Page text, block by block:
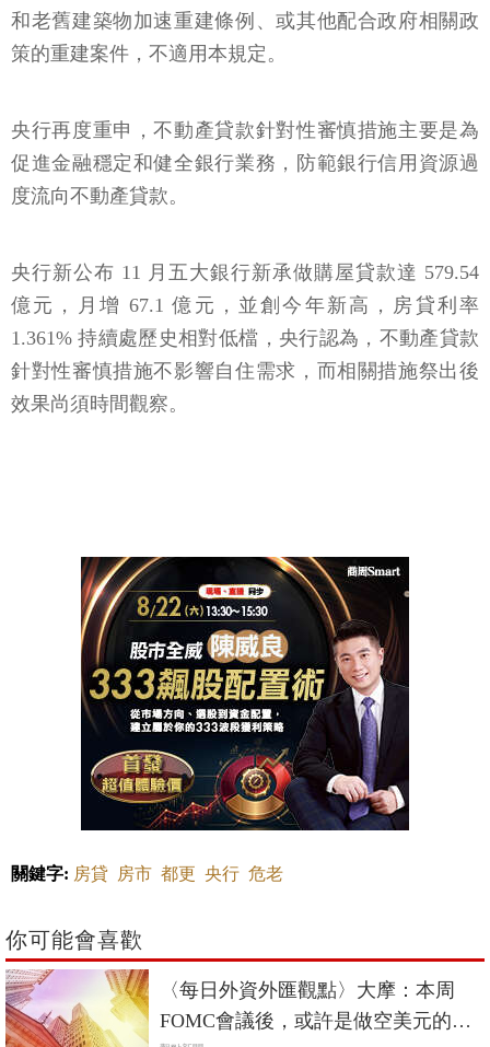
和老舊建築物加速重建條例、或其他配合政府相關政
策的重建案件，不適用本規定。
央行再度重申，不動產貸款針對性審慎措施主要是為
促進金融穩定和健全銀行業務，防範銀行信用資源過
度流向不動產貸款。
央行新公布 11 月五大銀行新承做購屋貸款達 579.54
億元，月增 67.1 億元，並創今年新高，房貸利率
1.361% 持續處歷史相對低檔，央行認為，不動產貸款
針對性審慎措施不影響自住需求，而相關措施祭出後
效果尚須時間觀察。
關鍵字: 房貸 房市 都更 央行 危老
你可能會喜歡
〈每日外資外匯觀點〉大摩：本周
FOMC會議後，或許是做空美元的好